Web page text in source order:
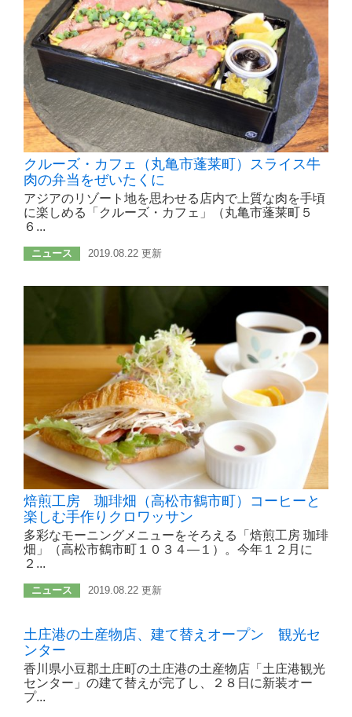
クルーズ・カフェ（丸亀市蓬莱町）スライス牛
肉の弁当をぜいたくに
アジアのリゾート地を思わせる店内で上質な肉を手頃
に楽しめる「クルーズ・カフェ」（丸亀市蓬莱町５
６...
ニュース 2019.08.22 更新
焙煎工房 珈琲畑（高松市鶴市町）コーヒーと
楽しむ手作りクロワッサン
多彩なモーニングメニューをそろえる「焙煎工房 珈琲
畑」（高松市鶴市町１０３４―１）。今年１２月に
２...
ニュース 2019.08.22 更新
土庄港の土産物店、建て替えオープン 観光セ
ンター
香川県小豆郡土庄町の土庄港の土産物店「土庄港観光
センター」の建て替えが完了し、２８日に新装オー
プ...